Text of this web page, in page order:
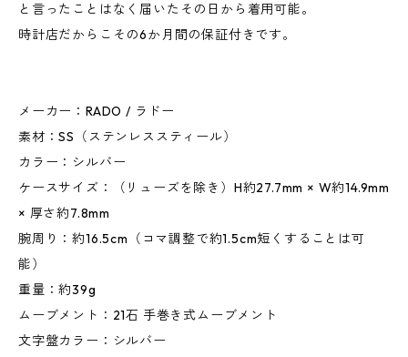
と言ったことはなく届いたその日から着用可能。
時計店だからこその6か月間の保証付きです。
メーカー：RADO / ラドー
素材：SS（ステンレススティール）
カラー：シルバー
ケースサイズ：（リューズを除き）H約27.7mm × W約14.9mm
× 厚さ約7.8mm
腕周り：約16.5cm（コマ調整で約1.5cm短くすることは可
能）
重量：約39g
ムーブメント：21石 手巻き式ムーブメント
文字盤カラー：シルバー